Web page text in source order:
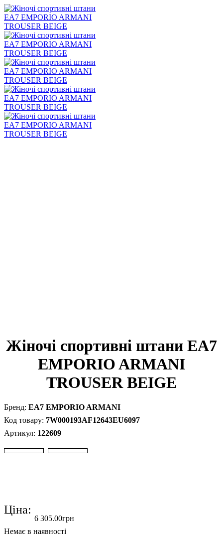
Жіночі спортивні штани EA7
EMPORIO ARMANI
TROUSER BEIGE
EA7 EMPORIO ARMANI
7W000193AF12643EU6097
122609
Ціна:
6 305.00грн